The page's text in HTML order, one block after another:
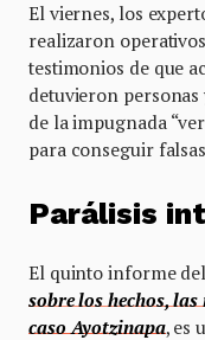
El viernes, los
realizaron
testimonios de que
detuvieron
de la impugnada
para conseguir
Parálisis
El quinto informe
sobre los hechos,
caso Ayotzinapa, es